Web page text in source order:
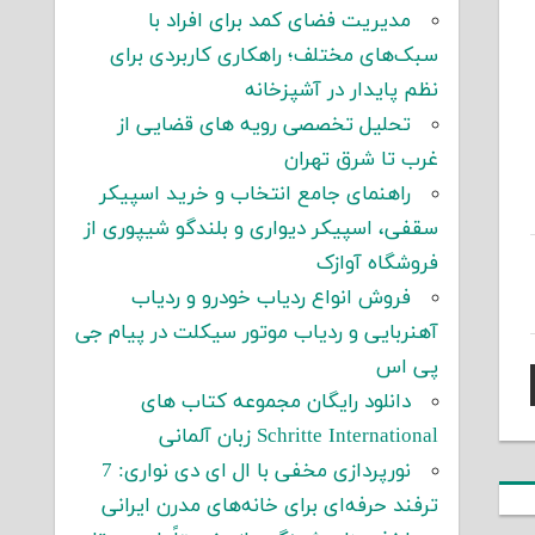
مدیریت فضای کمد برای افراد با
سبک‌های مختلف؛ راهکاری کاربردی برای
نظم پایدار در آشپزخانه
تحلیل تخصصی رویه های قضایی از
غرب تا شرق تهران
راهنمای جامع انتخاب و خرید اسپیکر
سقفی، اسپیکر دیواری و بلندگو شیپوری از
فروشگاه آوازک
فروش انواع ردیاب خودرو و ردیاب
آهنربایی و ردیاب موتور سیکلت در پیام جی
پی اس
دانلود رایگان مجموعه کتاب های
Schritte International زبان آلمانی
نورپردازی مخفی با ال ای دی نواری: 7
ترفند حرفه‌ای برای خانه‌های مدرن ایرانی